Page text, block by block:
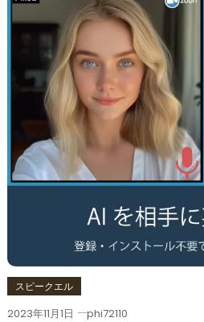
スピークエル
2023年11月1日 phi72110